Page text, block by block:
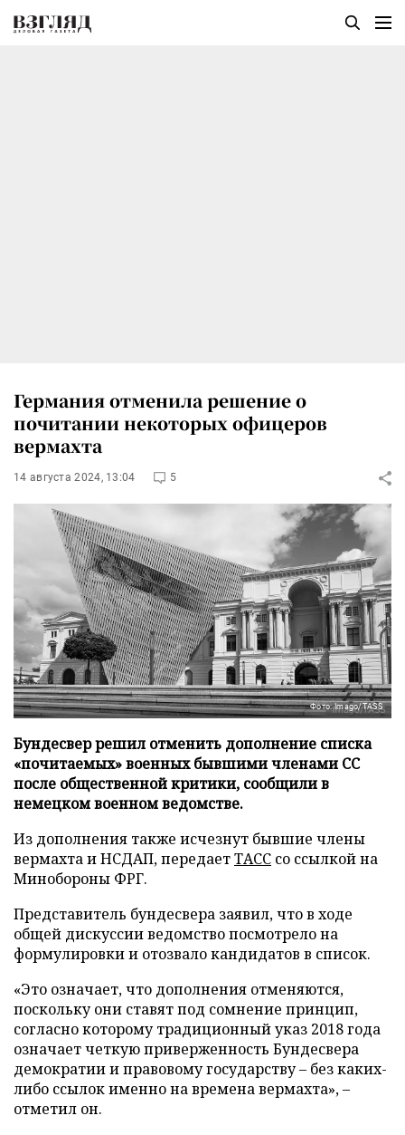
Германия отменила решение о
почитании некоторых офицеров
вермахта
14 августа 2024, 13:04 5
Фото: Imago/TASS
Бундесвер решил отменить дополнение списка
«почитаемых» военных бывшими членами СС
после общественной критики, сообщили в
немецком военном ведомстве.
Из дополнения также исчезнут бывшие члены
вермахта и НСДАП, передаетТАСС со ссылкой на
Минобороны ФРГ.
Представитель бундесвера заявил, что в ходе
общей дискуссии ведомство посмотрело на
формулировки и отозвало кандидатов в список.
«Это означает, что дополнения отменяются,
поскольку они ставят под сомнение принцип,
согласно которому традиционный указ 2018 года
означает четкую приверженность Бундесвера
демократии и правовому государству – без каких-
либо ссылок именно на времена вермахта», –
отметил он.